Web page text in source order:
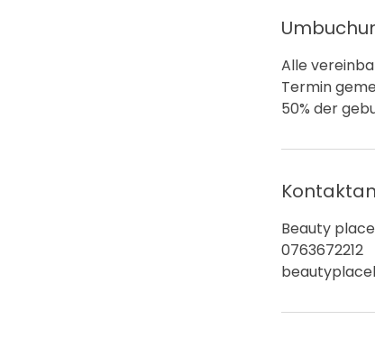
Alle
Termin
50% der
Beauty
0763672212